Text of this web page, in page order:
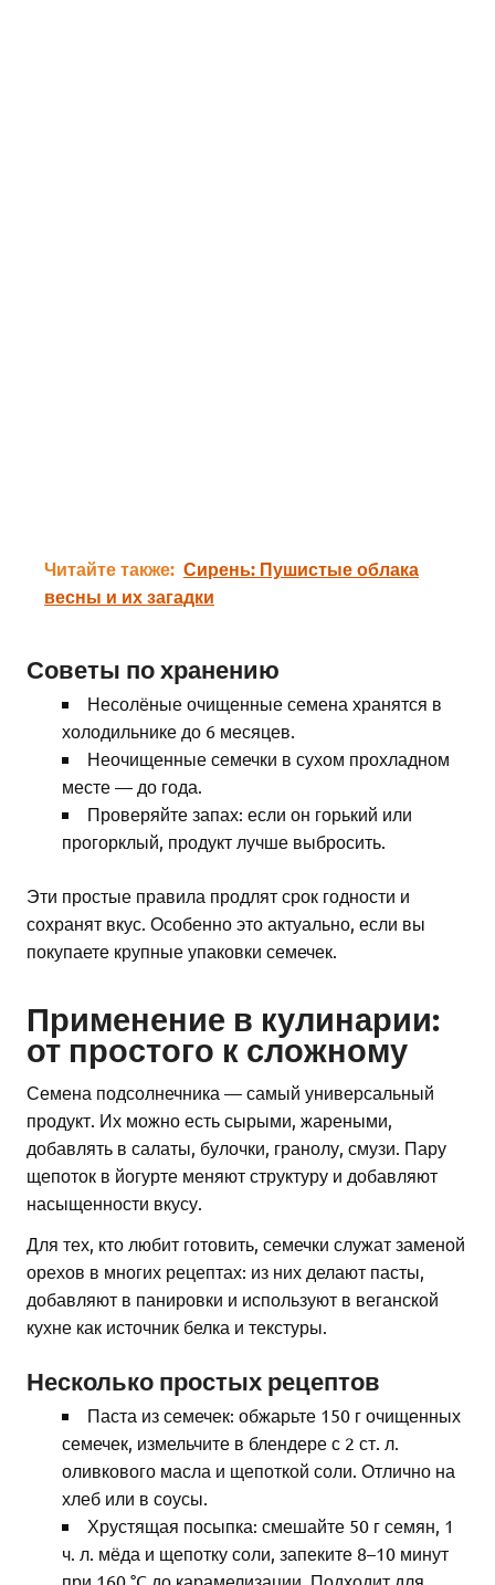
Читайте также: Сирень: Пушистые облака
весны и их загадки
Советы по хранению
Несолёные очищенные семена хранятся в
холодильнике до 6 месяцев.
Неочищенные семечки в сухом прохладном
месте — до года.
Проверяйте запах: если он горький или
прогорклый, продукт лучше выбросить.
Эти простые правила продлят срок годности и
сохранят вкус. Особенно это актуально, если вы
покупаете крупные упаковки семечек.
Применение в кулинарии:
от простого к сложному
Семена подсолнечника — самый универсальный
продукт. Их можно есть сырыми, жареными,
добавлять в салаты, булочки, гранолу, смузи. Пару
щепоток в йогурте меняют структуру и добавляют
насыщенности вкусу.
Для тех, кто любит готовить, семечки служат заменой
орехов в многих рецептах: из них делают пасты,
добавляют в панировки и используют в веганской
кухне как источник белка и текстуры.
Несколько простых рецептов
Паста из семечек: обжарьте 150 г очищенных
семечек, измельчите в блендере с 2 ст. л.
оливкового масла и щепоткой соли. Отлично на
хлеб или в соусы.
Хрустящая посыпка: смешайте 50 г семян, 1
ч. л. мёда и щепотку соли, запеките 8–10 минут